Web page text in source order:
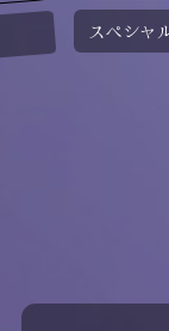
スペシャ